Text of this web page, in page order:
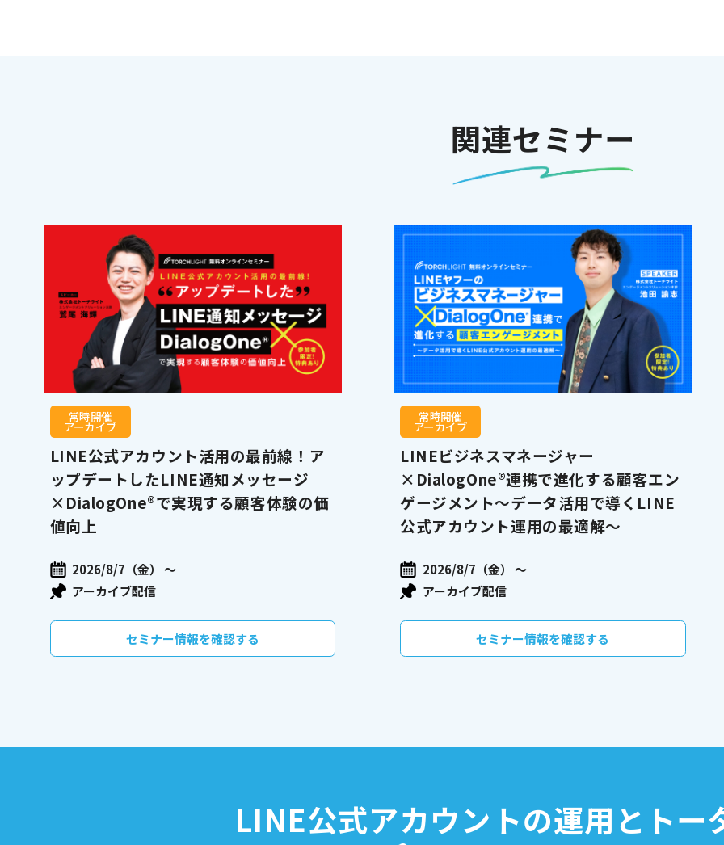
関連セミナー
常時開催
アーカイブ
LINE公式アカウント活用の最前線！ア
ップデートしたLINE通知メッセージ
×DialogOne®で実現する顧客体験の価
値向上
2026/8/7（金） 〜
アーカイブ配信
セミナー情報を確認する
常時開催
アーカイブ
LINEビジネスマネージャー
×DialogOne®連携で進化する顧客エン
ゲージメント～データ活用で導くLINE
公式アカウント運用の最適解～
2026/8/7（金） 〜
アーカイブ配信
セミナー情報を確認する
LINE公式アカウントの運用と トー